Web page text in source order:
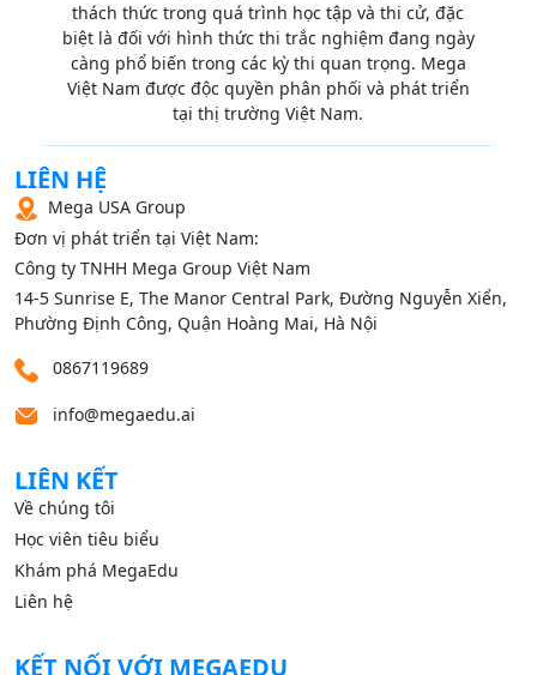
thách thức trong quá trình học tập và thi cử, đặc
biệt là đối với hình thức thi trắc nghiệm đang ngày
càng phổ biến trong các kỳ thi quan trọng. Mega
Việt Nam được độc quyền phân phối và phát triển
tại thị trường Việt Nam.
LIÊN HỆ
Mega USA Group
Đơn vị phát triển tại Việt Nam:
Công ty TNHH Mega Group Việt Nam
14‑5 Sunrise E, The Manor Central Park, Đường Nguyễn Xiển,
Phường Định Công, Quận Hoàng Mai, Hà Nội
0867119689
info@megaedu.ai
LIÊN KẾT
Về chúng tôi
Học viên tiêu biểu
Khám phá MegaEdu
Liên hệ
KẾT NỐI VỚI MEGAEDU